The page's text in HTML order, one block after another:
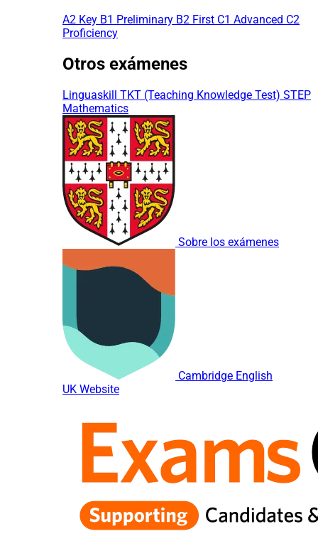
A2 Key B1 Preliminary B2 First C1 Advanced C2
Proficiency
Otros exámenes
Linguaskill TKT (Teaching Knowledge Test) STEP
Mathematics
Sobre los exámenes
Cambridge English
UK Website